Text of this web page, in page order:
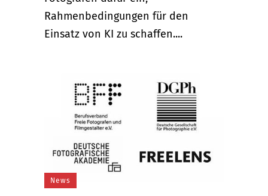
Rahmenbedingungen für den
Einsatz von KI zu schaffen....
News